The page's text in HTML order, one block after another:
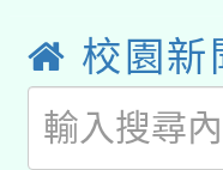
用水
動」
桃園
開 智
2026
校園新